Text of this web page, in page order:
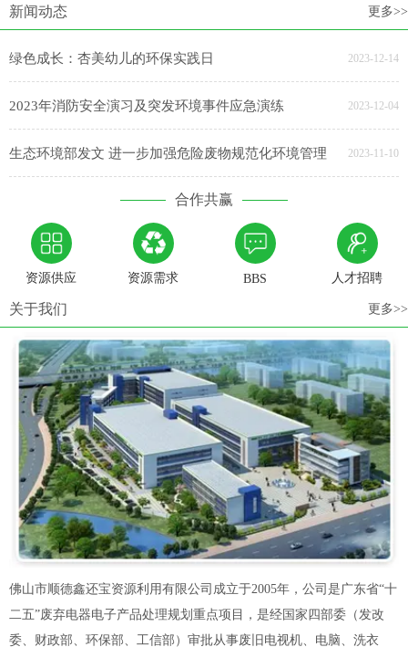
新闻动态 更多>>
绿色成长：杏美幼儿的环保实践日 2023-12-14
2023年消防安全演习及突发环境事件应急演练 2023-12-04
生态环境部发文 进一步加强危险废物规范化环境管理 2023-11-10
合作共赢
资源供应 资源需求 BBS 人才招聘
关于我们 更多>>
佛山市顺德鑫还宝资源利用有限公司成立于2005年，公司是广东省“十
二五”废弃电器电子产品处理规划重点项目，是经国家四部委（发改
委、财政部、环保部、工信部）审批从事废旧电视机、电脑、洗衣